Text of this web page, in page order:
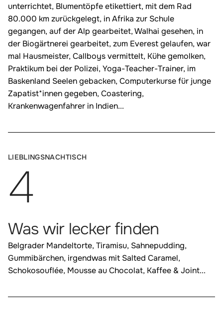
unterrichtet, Blumentöpfe etikettiert, mit dem Rad
80.000 km zurückgelegt, in Afrika zur Schule
gegangen, auf der Alp gearbeitet, Walhai gesehen, in
der Biogärtnerei gearbeitet, zum Everest gelaufen, war
mal Hausmeister, Callboys vermittelt, Kühe gemolken,
Praktikum bei der Polizei, Yoga-Teacher-Trainer, im
Baskenland Seelen gebacken, Computerkurse für junge
Zapatist*innen gegeben, Coastering,
Krankenwagenfahrer in Indien...
LIEBLINGSNACHTISCH
4
Was wir lecker finden
Belgrader Mandeltorte, Tiramisu, Sahnepudding,
Gummibärchen, irgendwas mit Salted Caramel,
Schokosouflée, Mousse au Chocolat, Kaffee & Joint...